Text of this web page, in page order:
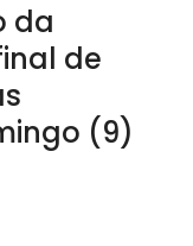
da
de
(9)